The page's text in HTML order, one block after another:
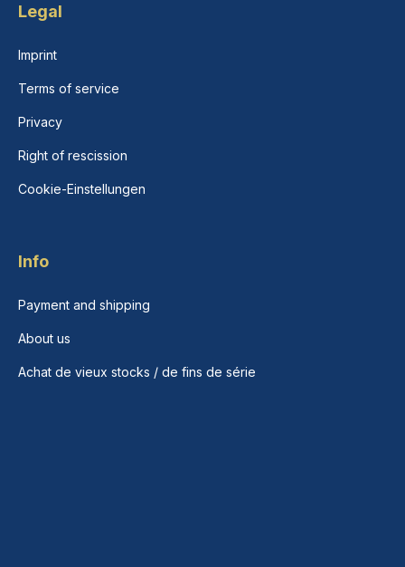
Legal
Imprint
Terms of service
Privacy
Right of rescission
Cookie-Einstellungen
Info
Payment and shipping
About us
Achat de vieux stocks / de fins de série